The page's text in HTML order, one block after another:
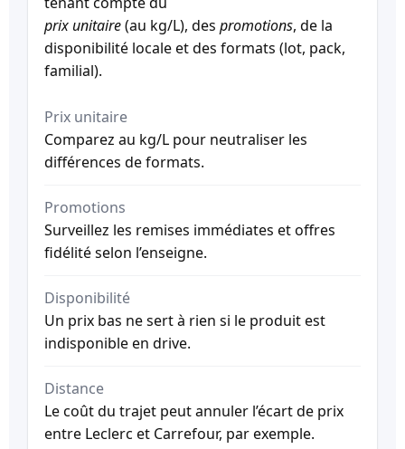
prix unitaire(au kg/L), des promotions, de la
disponibilité locale et des formats (lot, pack,
familial).
Prix unitaire
Comparez au kg/L pour neutraliser les
différences de formats.
Promotions
Surveillez les remises immédiates et offres
fidélité selon l’enseigne.
Disponibilité
Un prix bas ne sert à rien si le produit est
indisponible en drive.
Distance
Le coût du trajet peut annuler l’écart de prix
entre Leclerc et Carrefour, par exemple.